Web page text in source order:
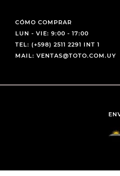
CÓMO COMPRAR
LUN - VIE: 9:00 - 17:00
TEL: (+598) 2511 2291 INT 1
MAIL: VENTAS@TOTO.COM.UY